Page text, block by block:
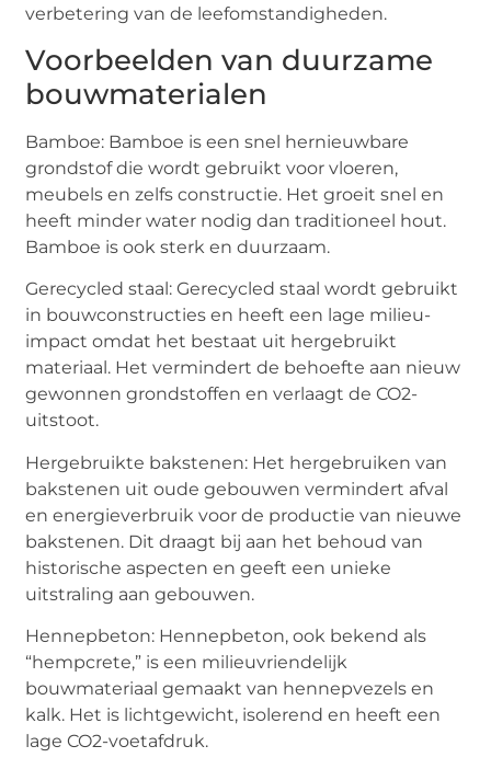
verbetering van de leefomstandigheden.
Voorbeelden van duurzame
bouwmaterialen
Bamboe: Bamboe is een snel hernieuwbare
grondstof die wordt gebruikt voor vloeren,
meubels en zelfs constructie. Het groeit snel en
heeft minder water nodig dan traditioneel hout.
Bamboe is ook sterk en duurzaam.
Gerecycled staal: Gerecycled staal wordt gebruikt
in bouwconstructies en heeft een lage milieu-
impact omdat het bestaat uit hergebruikt
materiaal. Het vermindert de behoefte aan nieuw
gewonnen grondstoffen en verlaagt de CO2-
uitstoot.
Hergebruikte bakstenen: Het hergebruiken van
bakstenen uit oude gebouwen vermindert afval
en energieverbruik voor de productie van nieuwe
bakstenen. Dit draagt bij aan het behoud van
historische aspecten en geeft een unieke
uitstraling aan gebouwen.
Hennepbeton: Hennepbeton, ook bekend als
“hempcrete,” is een milieuvriendelijk
bouwmateriaal gemaakt van hennepvezels en
kalk. Het is lichtgewicht, isolerend en heeft een
lage CO2-voetafdruk.